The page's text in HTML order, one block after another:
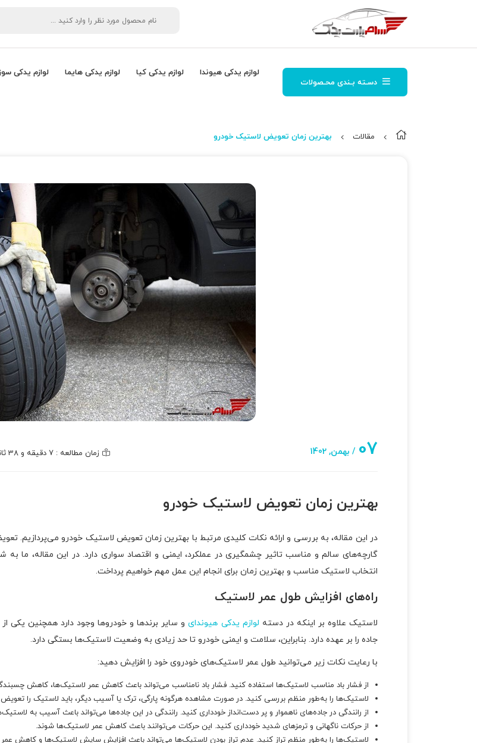
دسـته بـندی محـصولات
لوازم یدکی هیوندا لوازم یدکی کیا لوازم یدکی هایما لوازم یدکی
مقالات بهترین زمان تعویض لاستیک خودرو
07 / بهمن, 1402 زمان مطالعه : 7 دقیقه و 38 ثانیه
بهترین زمان تعویض لاستیک خودرو
در این مقاله، به بررسی و ارائه نکات کلیدی مرتبط با بهترین زمان تعویض لاستیک خودرو می‌پردازیم.
گارچه‌های سالم و مناسب تاثیر چشمگیری در عملکرد، ایمنی و اقتصاد سواری دارد. در این مقاله، ما
انتخاب لاستیک مناسب و بهترین زمان برای انجام این عمل مهم خواهیم پرداخت.
راه‌های افزایش طول عمر لاستیک
لاستیک علاوه بر اینکه در دسته لوازم یدکی هیوندایو سایر برندها و خودروها وجود دارد همچنین
جاده را بر عهده دارد. بنابراین، سلامت و ایمنی خودرو تا حد زیادی به وضعیت لاستیک‌ها بستگی دارد.
با رعایت نکات زیر می‌توانید طول عمر لاستیک‌های خودروی خود را افزایش دهید:
از فشار باد مناسب لاستیک‌ها استفاده کنید. فشار باد نامناسب می‌تواند باعث کاهش عمر لاستیک‌ها، کاهش
لاستیک‌ها را به‌طور منظم بررسی کنید. در صورت مشاهده هرگونه پارگی، ترک یا آسیب دیگر، باید لاستیک را
از رانندگی در جاده‌های ناهموار و پر دست‌انداز خودداری کنید. رانندگی در این جاده‌ها می‌تواند باعث آسیب به
از حرکات ناگهانی و ترمزهای شدید خودداری کنید. این حرکات می‌توانند باعث کاهش عمر لاستیک‌ها شوند.
لاستیک‌ها را به‌طور منظم تراز کنید. عدم تراز بودن لاستیک‌ها می‌تواند باعث افزایش سایش لاستیک‌ها و کاهش